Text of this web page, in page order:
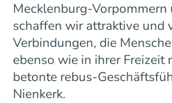
Mecklenburg-Vorpommern
schaffen wir attraktive und
Verbindungen, die
ebenso wie in ihrer Freizeit
betonte rebus-
Nienkerk.